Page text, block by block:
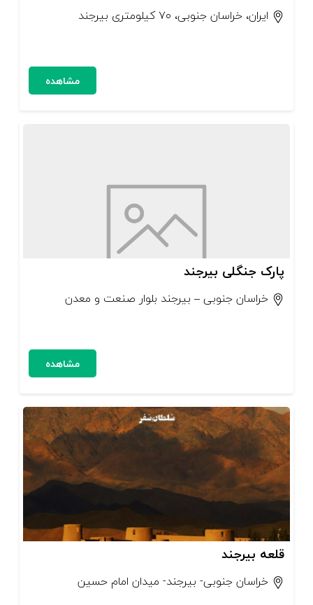
ایران، خراسان جنوبی، ۷۰ کیلومتری بیرجند
مشاهده
پارک جنگلی بیرجند
خراسان جنوبی – بیرجند بلوار صنعت و معدن
مشاهده
قلعه بیرجند
خراسان جنوبی- بیرجند- میدان امام حسین